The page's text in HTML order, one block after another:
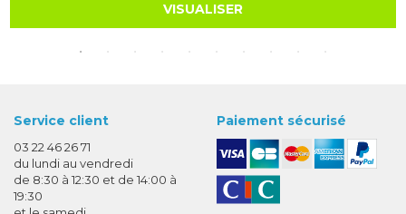
VISUALISER
Service client
03 22 46 26 71
du lundi au vendredi
de 8:30 à 12:30 et de 14:00 à
19:30
Paiement sécurisé